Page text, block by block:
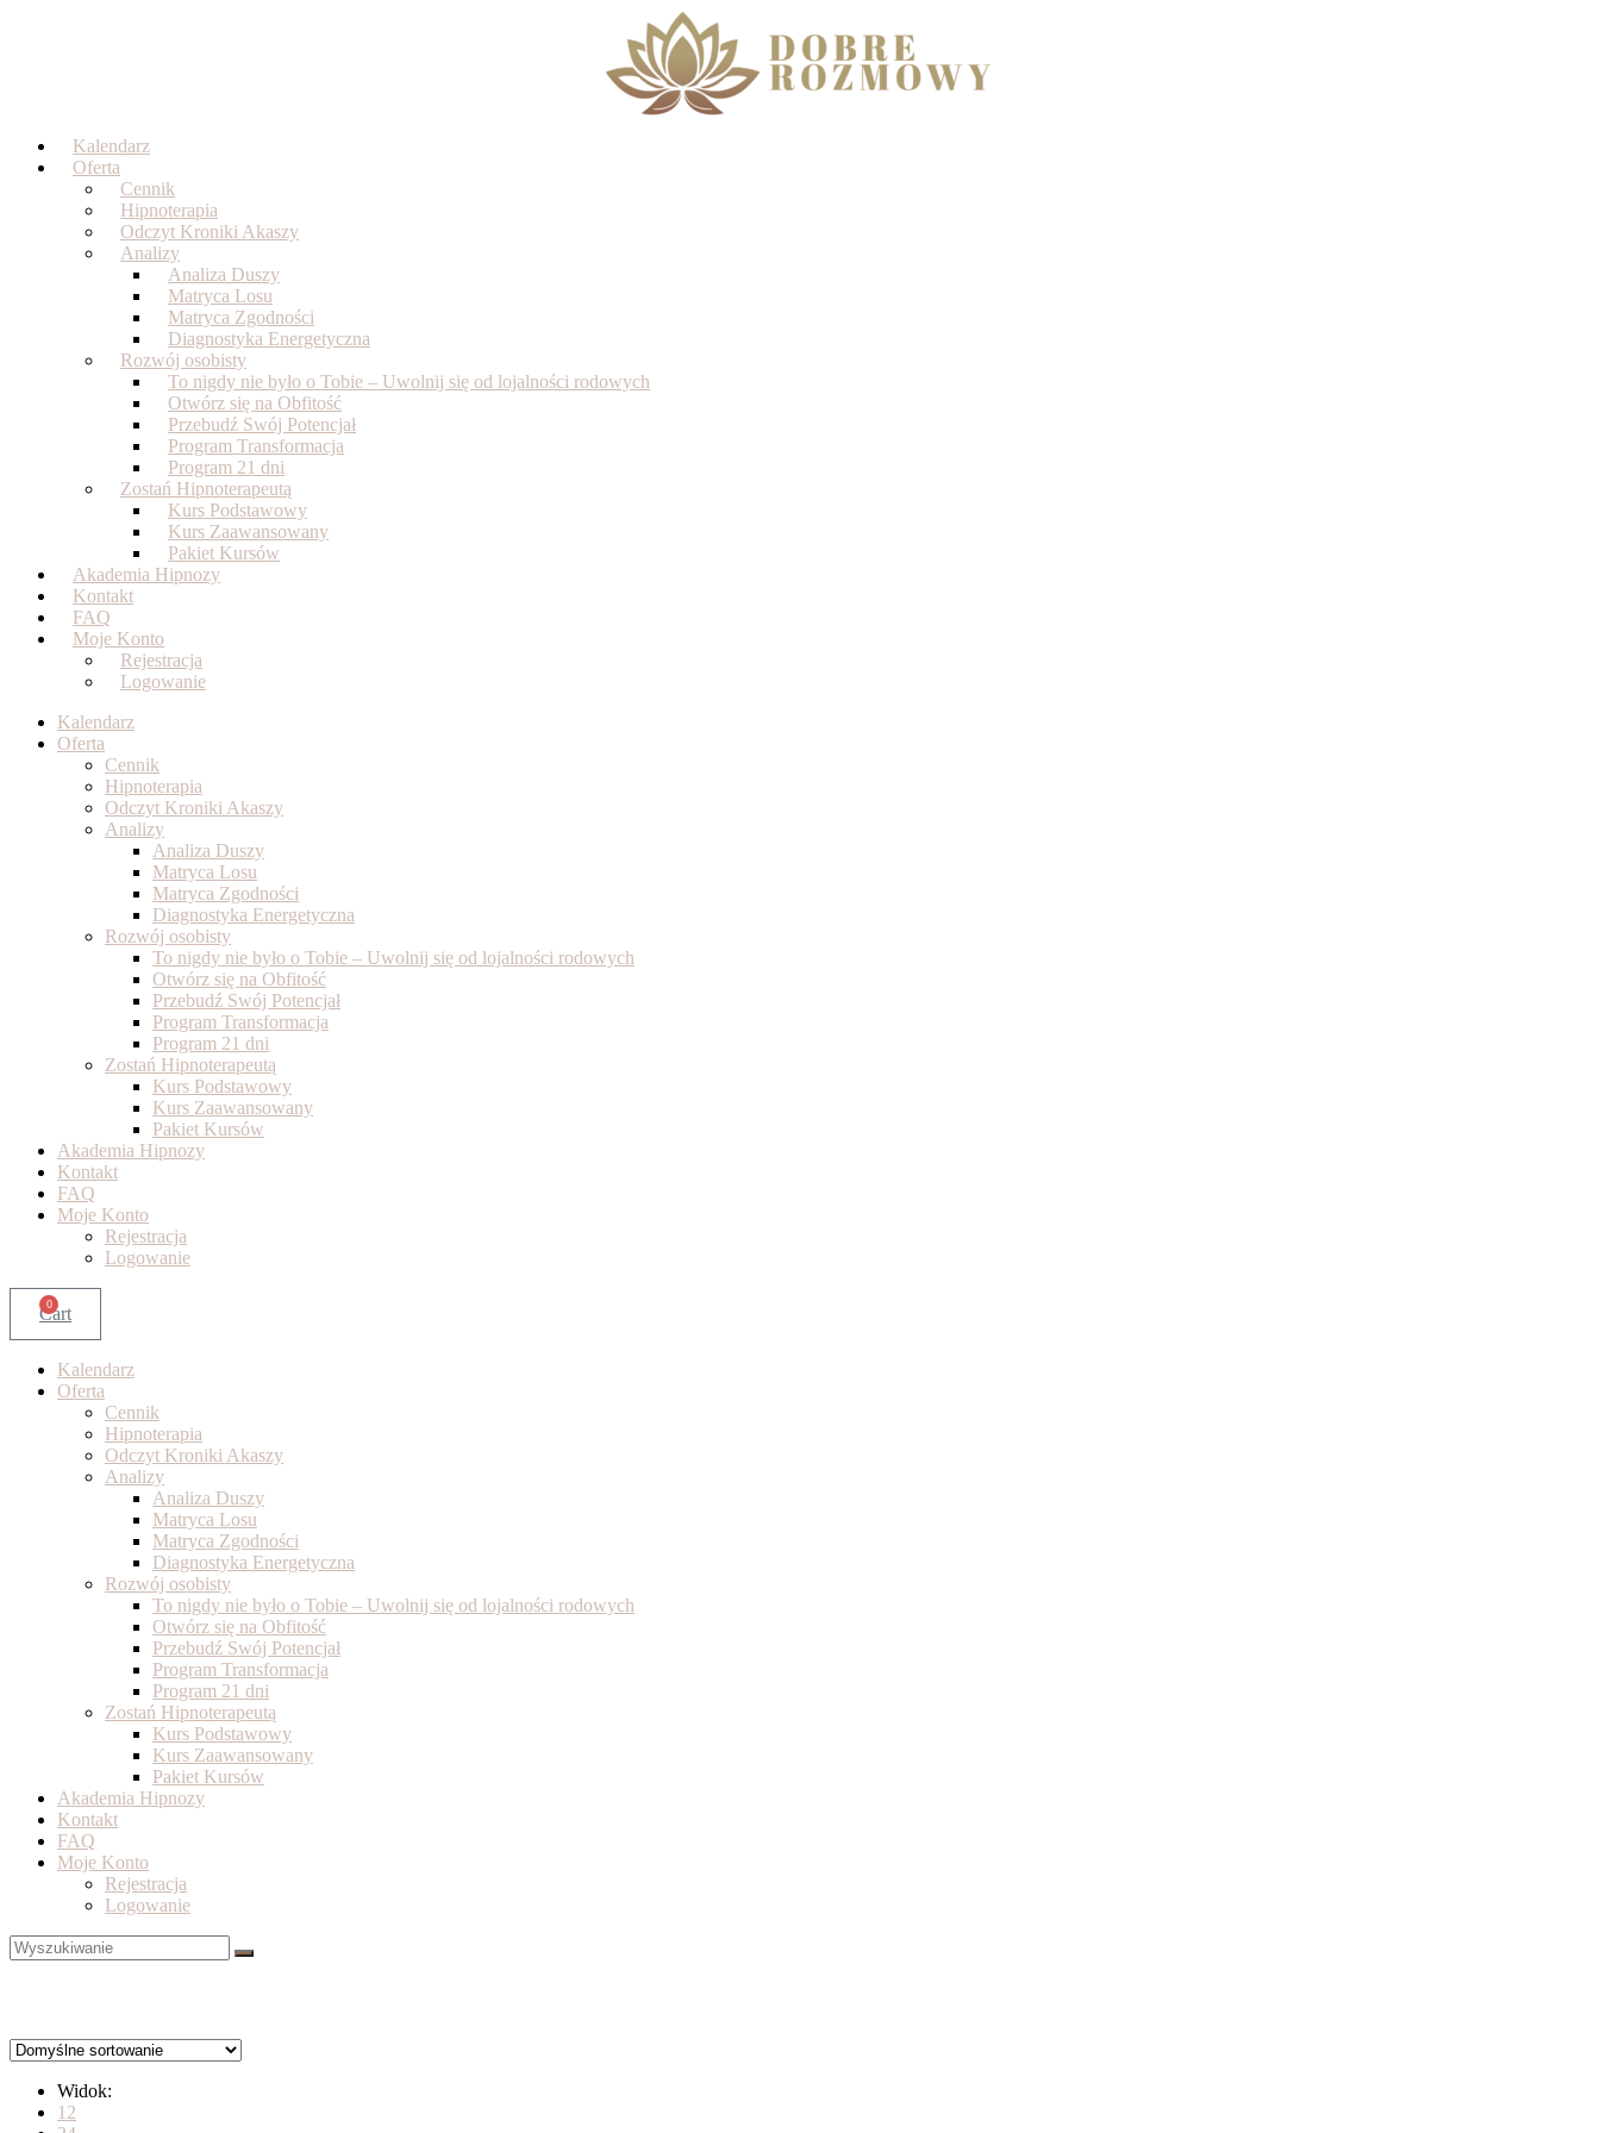
Kalendarz
Oferta
Cennik
Hipnoterapia
Odczyt Kroniki Akaszy
Analizy
Analiza Duszy
Matryca Losu
Matryca Zgodności
Diagnostyka Energetyczna
Rozwój osobisty
To nigdy nie było o Tobie – Uwolnij się od lojalności rodowych
Otwórz się na Obfitość
Przebudź Swój Potencjał
Program Transformacja
Program 21 dni
Zostań Hipnoterapeutą
Kurs Podstawowy
Kurs Zaawansowany
Pakiet Kursów
Akademia Hipnozy
Kontakt
FAQ
Moje Konto
Rejestracja
Logowanie
Kalendarz
Oferta
Cennik
Hipnoterapia
Odczyt Kroniki Akaszy
Analizy
Analiza Duszy
Matryca Losu
Matryca Zgodności
Diagnostyka Energetyczna
Rozwój osobisty
To nigdy nie było o Tobie – Uwolnij się od lojalności rodowych
Otwórz się na Obfitość
Przebudź Swój Potencjał
Program Transformacja
Program 21 dni
Zostań Hipnoterapeutą
Kurs Podstawowy
Kurs Zaawansowany
Pakiet Kursów
Akademia Hipnozy
Kontakt
FAQ
Moje Konto
Rejestracja
Logowanie
0
Cart
Kalendarz
Oferta
Cennik
Hipnoterapia
Odczyt Kroniki Akaszy
Analizy
Analiza Duszy
Matryca Losu
Matryca Zgodności
Diagnostyka Energetyczna
Rozwój osobisty
To nigdy nie było o Tobie – Uwolnij się od lojalności rodowych
Otwórz się na Obfitość
Przebudź Swój Potencjał
Program Transformacja
Program 21 dni
Zostań Hipnoterapeutą
Kurs Podstawowy
Kurs Zaawansowany
Pakiet Kursów
Akademia Hipnozy
Kontakt
FAQ
Moje Konto
Rejestracja
Logowanie
Widok:
12